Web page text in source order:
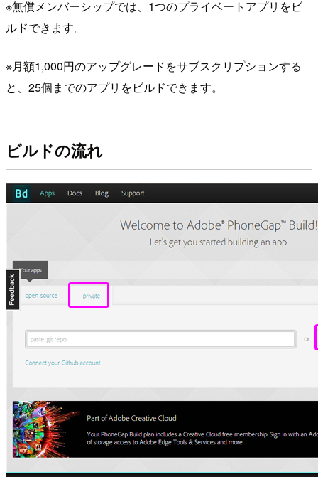
※無償メンバーシップでは、1つのプライベートアプリをビ
ルドできます。
※月額1,000円のアップグレードをサブスクリプションする
と、25個までのアプリをビルドできます。
ビルドの流れ